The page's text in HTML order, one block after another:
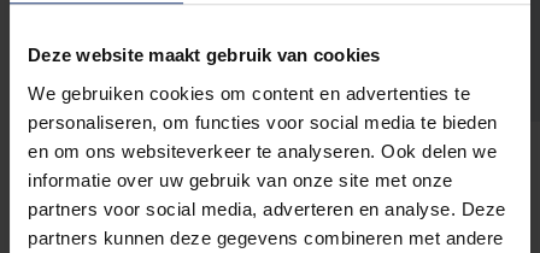
Deze website maakt gebruik van cookies
We gebruiken cookies om content en advertenties te
personaliseren, om functies voor social media te bieden
en om ons websiteverkeer te analyseren. Ook delen we
informatie over uw gebruik van onze site met onze
partners voor social media, adverteren en analyse. Deze
partners kunnen deze gegevens combineren met andere